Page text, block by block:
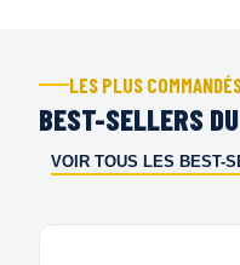
LES PLUS
BEST-SELLERS
VOIR TOUS LES BEST-